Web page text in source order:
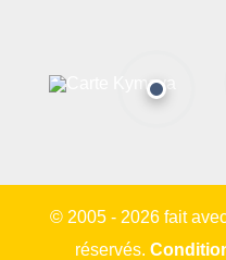
© 2005 - 2026 fait
réservés.